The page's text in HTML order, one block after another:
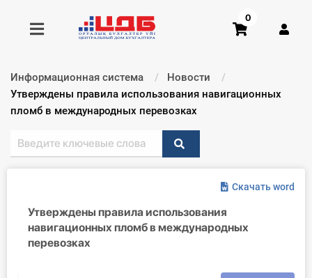
Получить консультацию
Главная ИС
Консультации
0
Информационная система
Новости
Текущий:
Утверждены правила использования навигационных
пломб в международных перевозках
Скачать word
Утверждены правила использования
навигационных пломб в международных
перевозках